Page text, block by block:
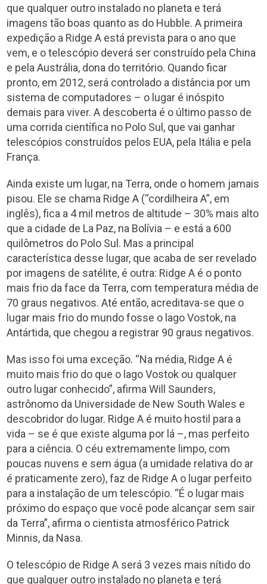
que qualquer outro instalado no planeta e terá
imagens tão boas quanto as do Hubble. A primeira
expedição a Ridge A está prevista para o ano que
vem, e o telescópio deverá ser construído pela China
e pela Austrália, dona do território. Quando ficar
pronto, em 2012, será controlado a distância por um
sistema de computadores – o lugar é inóspito
demais para viver. A descoberta é o último passo de
uma corrida científica no Polo Sul, que vai ganhar
telescópios construídos pelos EUA, pela Itália e pela
França.
Ainda existe um lugar, na Terra, onde o homem jamais
pisou. Ele se chama Ridge A (“cordilheira A”, em
inglês), fica a 4 mil metros de altitude – 30% mais alto
que a cidade de La Paz, na Bolívia – e está a 600
quilômetros do Polo Sul. Mas a principal
característica desse lugar, que acaba de ser revelado
por imagens de satélite, é outra: Ridge A é o ponto
mais frio da face da Terra, com temperatura média de
70 graus negativos. Até então, acreditava-se que o
lugar mais frio do mundo fosse o lago Vostok, na
Antártida, que chegou a registrar 90 graus negativos.
Mas isso foi uma exceção. “Na média, Ridge A é
muito mais frio do que o lago Vostok ou qualquer
outro lugar conhecido”, afirma Will Saunders,
astrônomo da Universidade de New South Wales e
descobridor do lugar. Ridge A é muito hostil para a
vida – se é que existe alguma por lá –, mas perfeito
para a ciência. O céu extremamente limpo, com
poucas nuvens e sem água (a umidade relativa do ar
é praticamente zero), faz de Ridge A o lugar perfeito
para a instalação de um telescópio. “É o lugar mais
próximo do espaço que você pode alcançar sem sair
da Terra”, afirma o cientista atmosférico Patrick
Minnis, da Nasa.
O telescópio de Ridge A será 3 vezes mais nítido do
que qualquer outro instalado no planeta e terá